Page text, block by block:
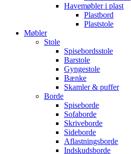
Havemøbler i plast
Plastbord
Plaststole
Møbler
Stole
Spisebordsstole
Barstole
Gyngestole
Bænke
Skamler & puffer
Borde
Spiseborde
Sofaborde
Skriveborde
Sideborde
Aflastningsborde
Indskudsborde